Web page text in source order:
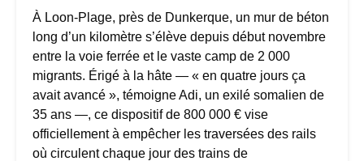
À Loon-Plage, près de Dunkerque, un mur de béton
long d’un kilomètre s’élève depuis début novembre
entre la voie ferrée et le vaste camp de 2 000
migrants. Érigé à la hâte — « en quatre jours ça
avait avancé », témoigne Adi, un exilé somalien de
35 ans —, ce dispositif de 800 000 € vise
officiellement à empêcher les traversées des rails
où circulent chaque jour des trains de